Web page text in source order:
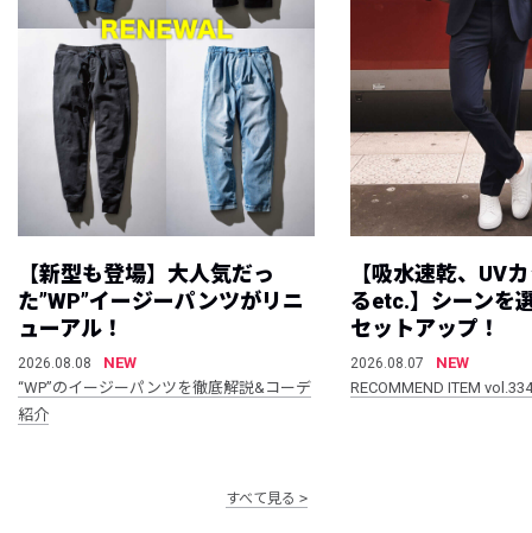
【新型も登場】大人気だっ
た”WP”イージーパンツがリニ
ューアル！
2026.08.08
NEW
“WP”のイージーパンツを徹底解説&コーデ
紹介
【吸水速乾、UV
るetc.】シーンを
セットアップ！
2026.08.07
NEW
RECOMMEND ITEM vol.334
すべて見る